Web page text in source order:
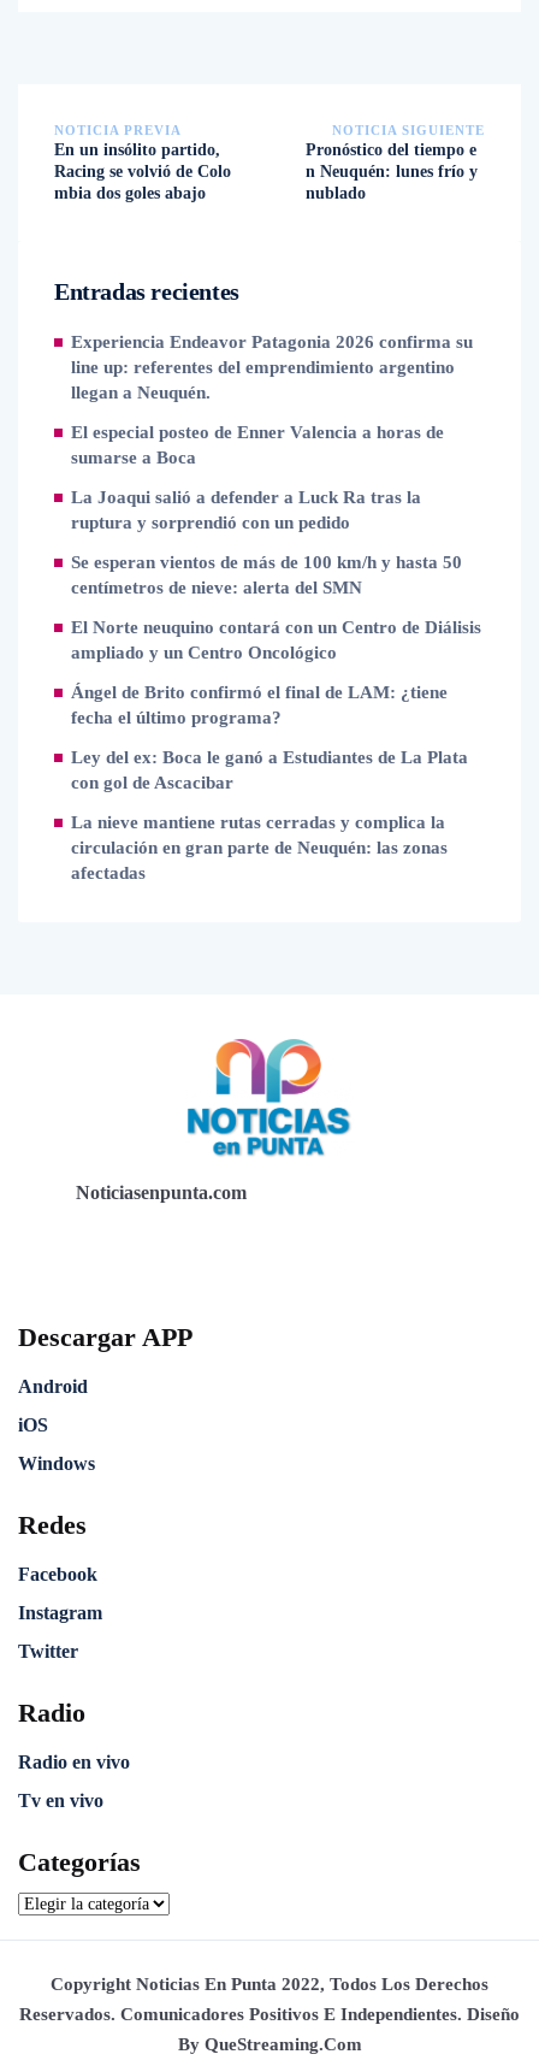
NOTICIA PREVIA
En un insólito partido,
Racing se volvió de Colo
mbia dos goles abajo
NOTICIA SIGUIENTE
Pronóstico del tiempo e
n Neuquén: lunes frío y
nublado
Entradas recientes
Experiencia Endeavor Patagonia 2026 confirma su
line up: referentes del emprendimiento argentino
llegan a Neuquén.
El especial posteo de Enner Valencia a horas de
sumarse a Boca
La Joaqui salió a defender a Luck Ra tras la
ruptura y sorprendió con un pedido
Se esperan vientos de más de 100 km/h y hasta 50
centímetros de nieve: alerta del SMN
El Norte neuquino contará con un Centro de Diálisis
ampliado y un Centro Oncológico
Ángel de Brito confirmó el final de LAM: ¿tiene
fecha el último programa?
Ley del ex: Boca le ganó a Estudiantes de La Plata
con gol de Ascacibar
La nieve mantiene rutas cerradas y complica la
circulación en gran parte de Neuquén: las zonas
afectadas
Noticiasenpunta.com
Descargar APP
Android
iOS
Windows
Redes
Facebook
Instagram
Twitter
Radio
Radio en vivo
Tv en vivo
Categorías
Copyright Noticias En Punta 2022, Todos Los Derechos
Reservados. Comunicadores Positivos E Independientes. Diseño
By QueStreaming.com